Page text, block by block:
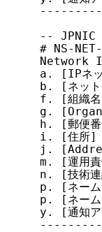
-- JPNIC
# NS-
Network
a. [IPネッ
b. [ネット
f. [組織
g.
h. [郵便番
i. [住所]
j.
m. [運用責
n. [技術連
p. [ネーム
p. [ネーム
y. [通知ア